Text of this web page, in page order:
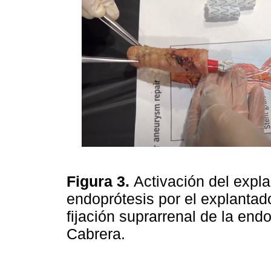
Figura 3. Activación del
endoprótesis por el
fijación suprarrenal de la
Cabrera.